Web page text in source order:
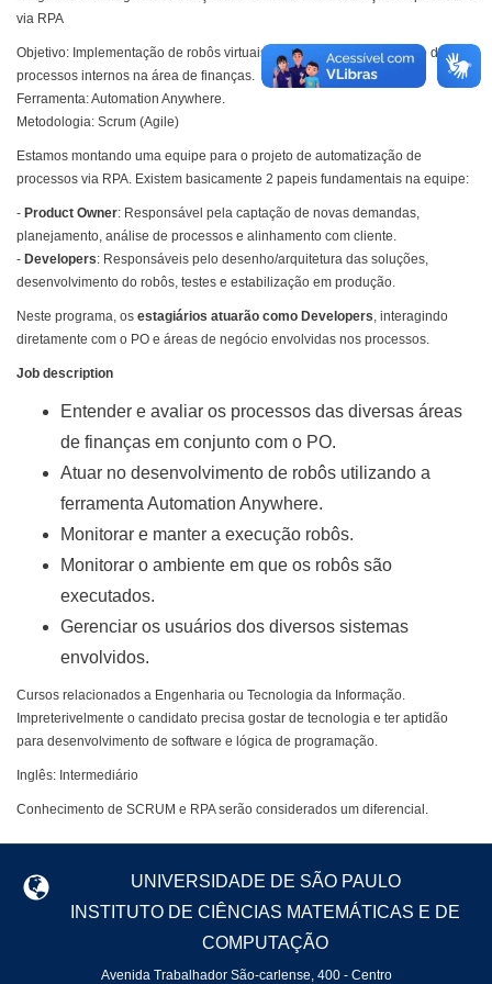
via RPA
Objetivo: Implementação de robôs virtuais (RPA) para automatização de
processos internos na área de finanças.
Ferramenta: Automation Anywhere.
Metodologia: Scrum (Agile)
Estamos montando uma equipe para o projeto de automatização de
processos via RPA. Existem basicamente 2 papeis fundamentais na equipe:
- Product Owner: Responsável pela captação de novas demandas,
planejamento, análise de processos e alinhamento com cliente.
- Developers: Responsáveis pelo desenho/arquitetura das soluções,
desenvolvimento do robôs, testes e estabilização em produção.
Neste programa, os estagiários atuarão como Developers, interagindo
diretamente com o PO e áreas de negócio envolvidas nos processos.
Job description
Entender e avaliar os processos das diversas áreas
de finanças em conjunto com o PO.
Atuar no desenvolvimento de robôs utilizando a
ferramenta Automation Anywhere.
Monitorar e manter a execução robôs.
Monitorar o ambiente em que os robôs são
executados.
Gerenciar os usuários dos diversos sistemas
envolvidos.
Cursos relacionados a Engenharia ou Tecnologia da Informação.
Impreterivelmente o candidato precisa gostar de tecnologia e ter aptidão
para desenvolvimento de software e lógica de programação.
Inglês: Intermediário
Conhecimento de SCRUM e RPA serão considerados um diferencial.
UNIVERSIDADE DE SÃO PAULO
INSTITUTO DE CIÊNCIAS MATEMÁTICAS E DE
COMPUTAÇÃO
Avenida Trabalhador São-carlense, 400 - Centro